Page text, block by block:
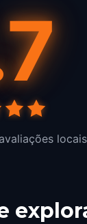
locais